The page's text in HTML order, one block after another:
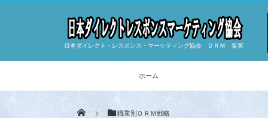
日本ダイレクト・レスポンス・マーケティング協会 ＤＲＭ 集客
ホーム
職業別ＤＲＭ戦略